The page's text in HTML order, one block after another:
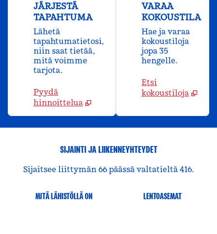
JÄRJESTÄ
TAPAHTUMA
Lähetä
tapahtumatietosi,
niin saat tietää,
mitä voimme
tarjota.
Pyydä
hinnoittelua
VARAA
KOKOUSTILA
Hae ja varaa
kokoustiloja
jopa 35
hengelle.
Etsi
kokoustiloja
SIJAINTI JA LIIKENNEYHTEYDET
Sijaitsee liittymän 66 päässä valtatieltä 416.
MITÄ LÄHISTÖLLÄ ON LENTOASEMAT